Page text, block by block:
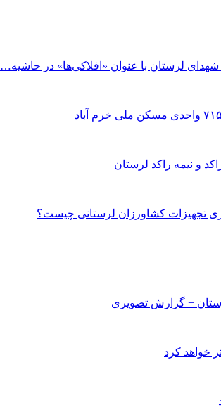
شهدای لرستان با عنوان «افلاکی‌ها» در حاشیه…
و نیمه راکد لرستان
+ گزارش تصویری
خواهد کرد